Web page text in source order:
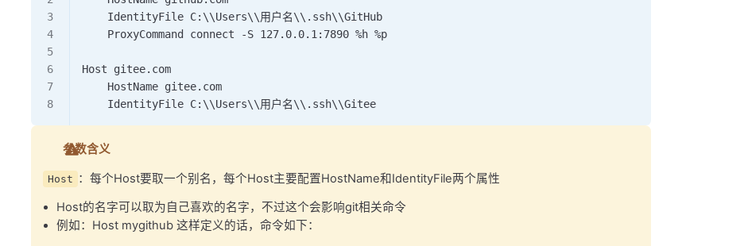
    IdentityFile C:\\Users\\用户名\\.ssh\\GitHub
    ProxyCommand connect -S 127.0.0.1:7890 %h %p
Host gitee.com
    HostName gitee.com
    IdentityFile C:\\Users\\用户名\\.ssh\\Gitee
参数含义
Host ：每个Host要取一个别名，每个Host主要配置HostName和IdentityFile两个属性
Host的名字可以取为自己喜欢的名字，不过这个会影响git相关命令
例如：Host mygithub 这样定义的话，命令如下：